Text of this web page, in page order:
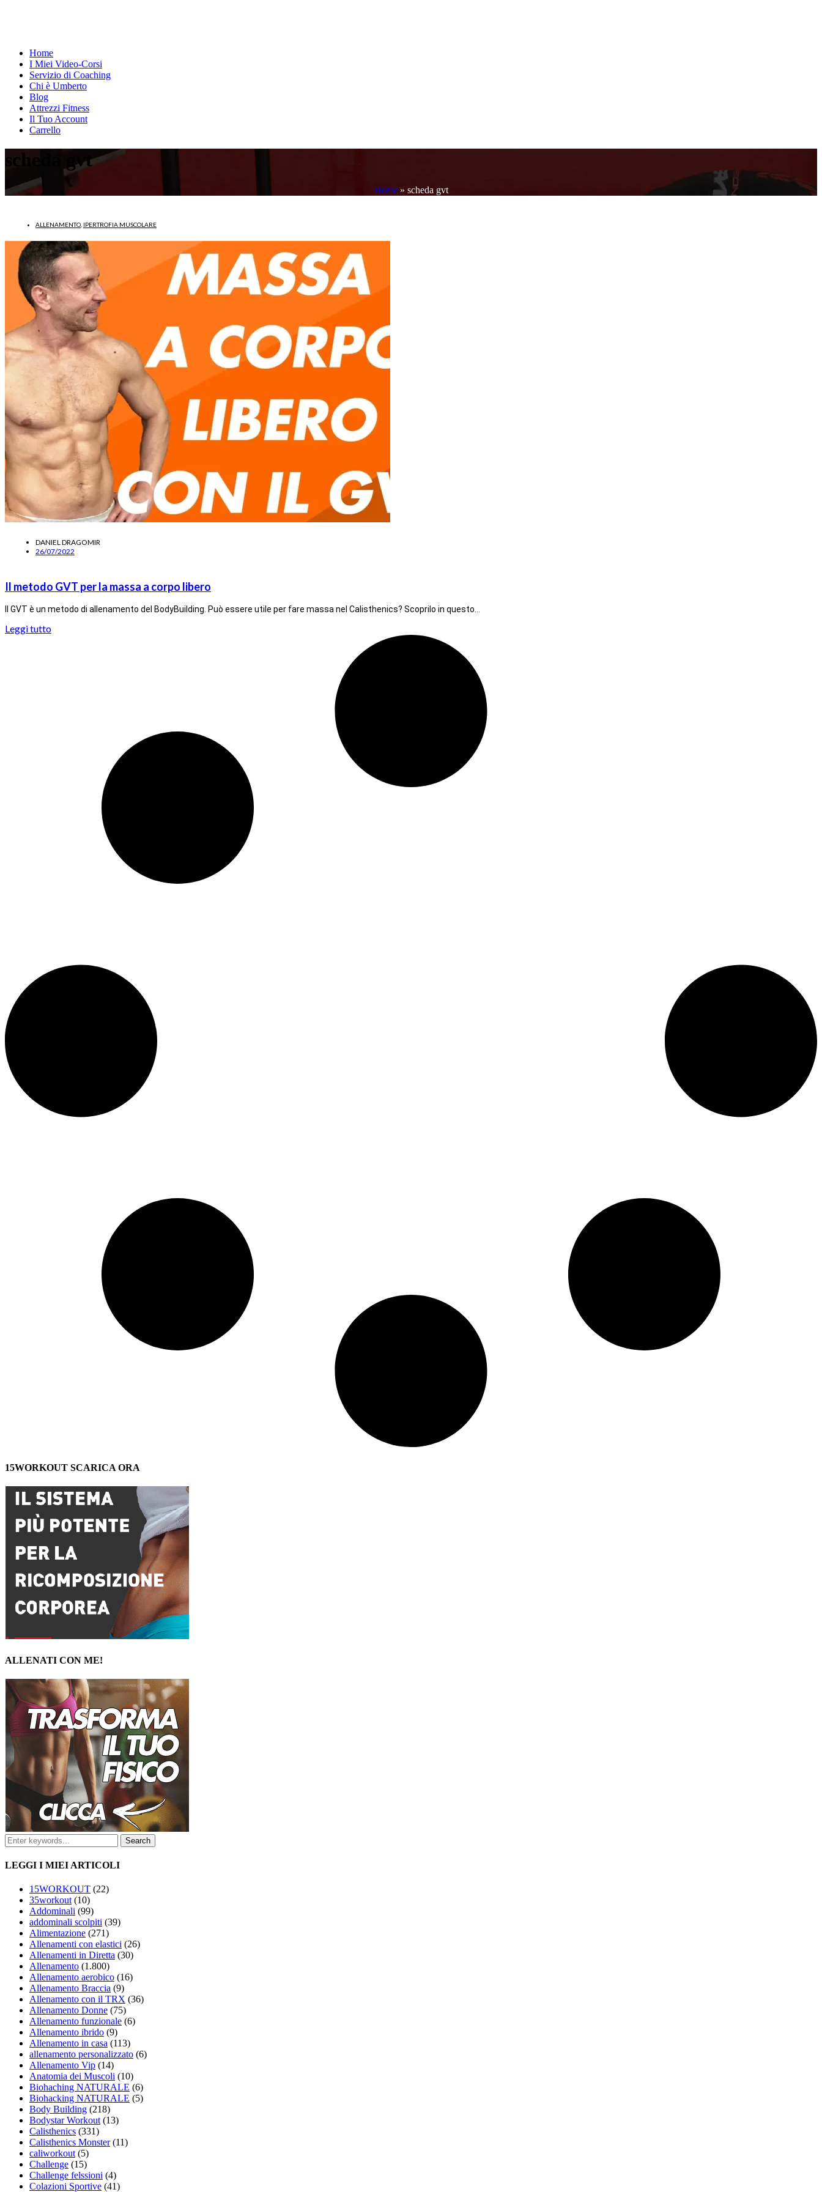
Home
I Miei Video-Corsi
Servizio di Coaching
Chi è Umberto
Blog
Attrezzi Fitness
Il Tuo Account
Carrello
scheda gvt
Home » scheda gvt
ALLENAMENTO IPERTROFIA MUSCOLARE
DANIEL DRAGOMIR
26/07/2022
Il metodo GVT per la massa a corpo libero
Il GVT è un metodo di allenamento del BodyBuilding. Può essere utile per fare massa nel Calisthenics? Scoprilo in questo…
Leggi tutto
15WORKOUT SCARICA ORA
ALLENATI CON ME!
LEGGI I MIEI ARTICOLI
15WORKOUT (22)
35workout(10)
Addominali (99)
addominali scolpiti (39)
Alimentazione (271)
Allenamenti con elastici (26)
Allenamenti in Diretta (30)
Allenamento (1.800)
Allenamento aerobico (16)
Allenamento Braccia (9)
Allenamento con il TRX (36)
Allenamento Donne (75)
Allenamento funzionale (6)
Allenamento ibrido (9)
Allenamento in casa (113)
allenamento personalizzato (6)
Allenamento Vip (14)
Anatomia dei Muscoli (10)
Biohaching NATURALE (6)
Biohacking NATURALE (5)
Body Building (218)
Bodystar Workout(13)
Calisthenics (331)
Calisthenics Monster(11)
caliworkout(5)
Challenge (15)
Challenge felssioni (4)
Colazioni Sportive (41)